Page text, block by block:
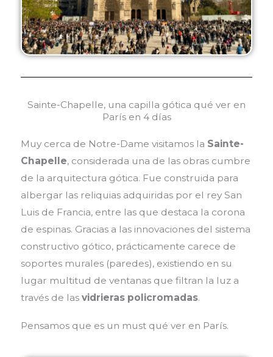
Sainte-Chapelle, una capilla gótica qué ver en
París en 4 días
Muy cerca de Notre-Dame visitamos la Sainte-
Chapelle, considerada una de las obras cumbre
de la arquitectura gótica. Fue construida para
albergar las reliquias adquiridas por el rey San
Luis de Francia, entre las que destaca la corona
de espinas. Gracias a las innovaciones del sistema
constructivo gótico, prácticamente carece de
soportes murales (paredes), existiendo en su
lugar multitud de ventanas que filtran la luz a
través de las vidrieras policromadas.
Pensamos que es un must qué ver en París.